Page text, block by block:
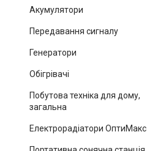
Акумулятори
Передавання сигналу
Генератори
Обігрівачі
Побутова техніка для дому,
загальна
Електрорадіатори ОптиМакс